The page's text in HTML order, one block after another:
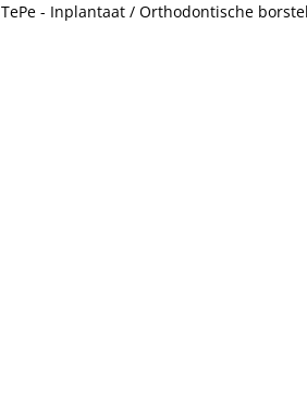
TePe - Inplantaat / Orthodontische borstel